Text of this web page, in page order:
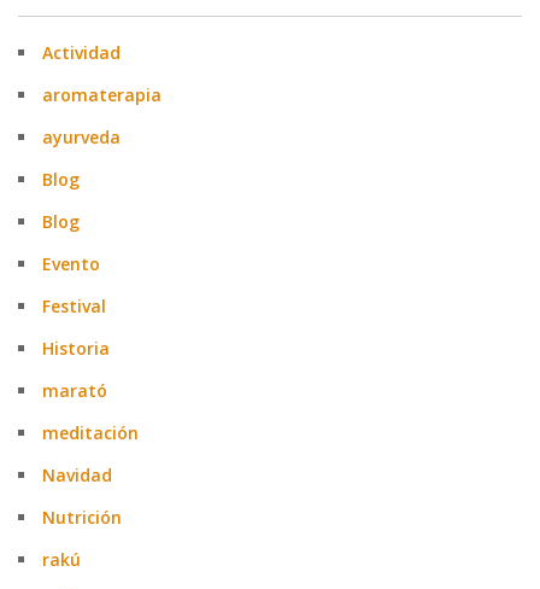
Actividad
aromaterapia
ayurveda
Blog
Blog
Evento
Festival
Historia
marató
meditación
Navidad
Nutrición
rakú